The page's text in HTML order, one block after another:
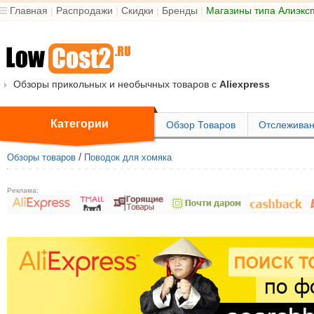
Главная | Распродажи | Скидки | Бренды | Магазины типа
Обзоры прикольных и необычных товаров с Aliexpress
Категории Обзор Товаров
Обзоры товаров / Поводок для хомяка
Реклама: